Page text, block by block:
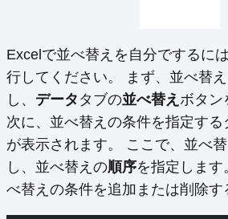
Excelで並べ替えを自分でするに
行してください。 まず、並べ替
し、 データ タブの並べ替え ボタン
次に、並べ替えの条件を指定す
が表示されます。 ここで、並べ
し、並べ替えの順序を指定しま
べ替えの条件を追加または削除す